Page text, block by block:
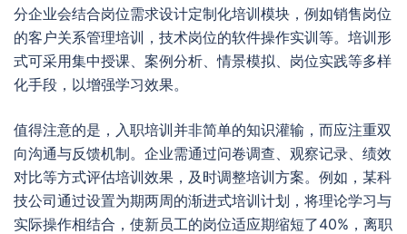
分企业会结合岗位需求设计定制化培训模块，例如销售岗位
的客户关系管理培训，技术岗位的软件操作实训等。培训形
式可采用集中授课、案例分析、情景模拟、岗位实践等多样
化手段，以增强学习效果。
值得注意的是，入职培训并非简单的知识灌输，而应注重双
向沟通与反馈机制。企业需通过问卷调查、观察记录、绩效
对比等方式评估培训效果，及时调整培训方案。例如，某科
技公司通过设置为期两周的渐进式培训计划，将理论学习与
实际操作相结合，使新员工的岗位适应期缩短了40%，离职